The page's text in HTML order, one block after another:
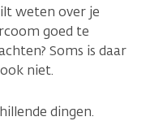
weten over je
goed te
Soms is daar
niet.
dingen.